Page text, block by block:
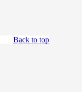
Back to top